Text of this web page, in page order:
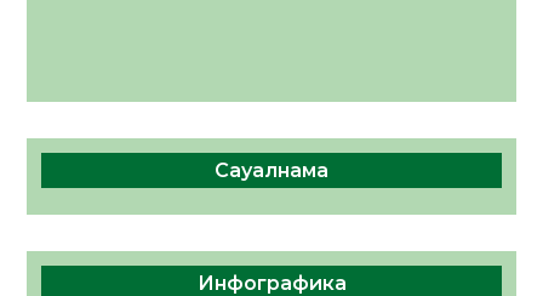
Сауалнама
Инфографика